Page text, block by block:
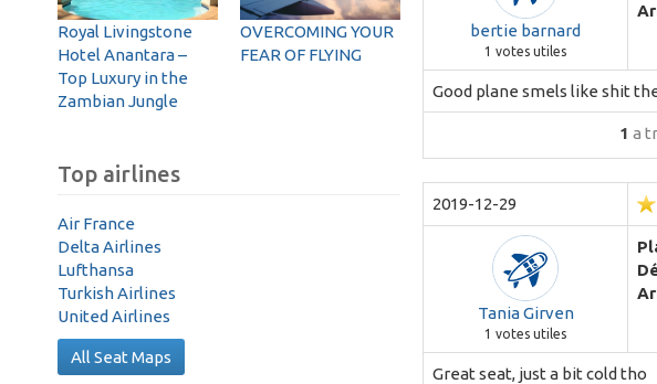
bertie barnard
1 votes utiles
Good plane smels like shit
1 a
2019-12-29
Tania Girven
1 votes utiles
Great seat, just a bit cold tho
Royal Livingstone
Hotel Anantara –
Top Luxury in the
Zambian Jungle
OVERCOMING YOUR
FEAR OF FLYING
Top airlines
Air France
Delta Airlines
Lufthansa
Turkish Airlines
United Airlines
All Seat Maps